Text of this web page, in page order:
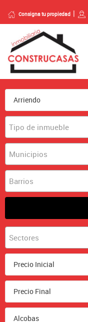
Consigna tu propiedad
Tipo de inmueble
Municipios
Barrios
Sectores